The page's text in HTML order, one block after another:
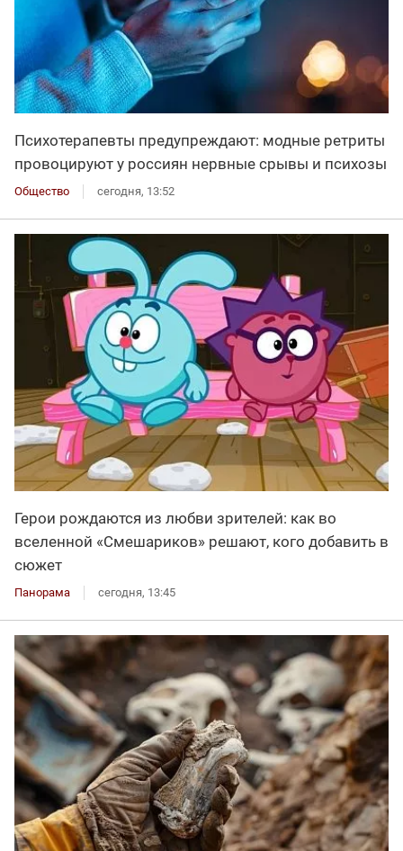
Психотерапевты предупреждают: модные ретриты
провоцируют у россиян нервные срывы и психозы
Общество сегодня, 13:52
Герои рождаются из любви зрителей: как во
вселенной «Смешариков» решают, кого добавить в
сюжет
Панорама сегодня, 13:45